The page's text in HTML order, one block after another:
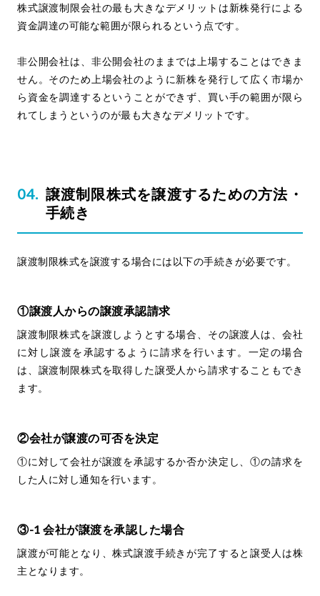
株式譲渡制限会社の最も大きなデメリットは新株発行による
資金調達の可能な範囲が限られるという点です。
非公開会社は、非公開会社のままでは上場することはできま
せん。そのため上場会社のように新株を発行して広く市場か
ら資金を調達するということができず、買い手の範囲が限ら
れてしまうというのが最も大きなデメリットです。
譲渡制限株式を譲渡するための方法・
手続き
譲渡制限株式を譲渡する場合には以下の手続きが必要です。
①譲渡人からの譲渡承認請求
譲渡制限株式を譲渡しようとする場合、その譲渡人は、会社
に対し譲渡を承認するように請求を行います。一定の場合
は、譲渡制限株式を取得した譲受人から請求することもでき
ます。
②会社が譲渡の可否を決定
①に対して会社が譲渡を承認するか否か決定し、①の請求を
した人に対し通知を行います。
③-1 会社が譲渡を承認した場合
譲渡が可能となり、株式譲渡手続きが完了すると譲受人は株
主となります。